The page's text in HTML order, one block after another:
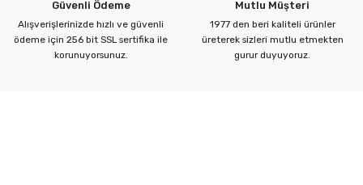
Güvenli Ödeme
Alışverişlerinizde hızlı ve güvenli
ödeme için 256 bit SSL sertifika ile
korunuyorsunuz.
Mutlu Müşteri
1977 den beri kaliteli ürünler
üreterek sizleri mutlu etmekten
gurur duyuyoruz.